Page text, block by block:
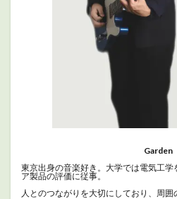
Garden
東京出身の音楽好き。大学では電気工
ア製品の評価に従事。
人とのつながりを大切にしており、周囲